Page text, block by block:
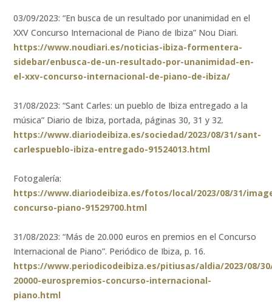
03/09/2023: “En busca de un resultado por unanimidad en el
XXV Concurso Internacional de Piano de Ibiza” Nou Diari.
https://www.noudiari.es/noticias-ibiza-formentera-
sidebar/enbusca-de-un-resultado-por-unanimidad-en-
el-xxv-concurso-internacional-de-piano-de-ibiza/
31/08/2023: “Sant Carles: un pueblo de Ibiza entregado a la
música” Diario de Ibiza, portada, páginas 30, 31 y 32.
https://www.diariodeibiza.es/sociedad/2023/08/31/sant-
carlespueblo-ibiza-entregado-91524013.html
Fotogalería:
https://www.diariodeibiza.es/fotos/local/2023/08/31/
concurso-piano-91529700.html
31/08/2023: “Más de 20.000 euros en premios en el Concurso
Internacional de Piano”. Periódico de Ibiza, p. 16.
https://www.periodicodeibiza.es/pitiusas/aldia/2023/08/
20000-eurospremios-concurso-internacional-
piano.html